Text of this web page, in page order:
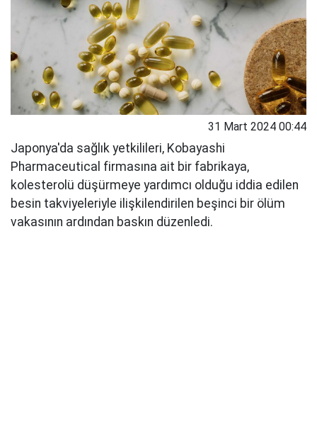
31 Mart 2024 00:44
Japonya'da sağlık yetkilileri, Kobayashi
Pharmaceutical firmasına ait bir fabrikaya,
kolesterolü düşürmeye yardımcı olduğu iddia edilen
besin takviyeleriyle ilişkilendirilen beşinci bir ölüm
vakasının ardından baskın düzenledi.